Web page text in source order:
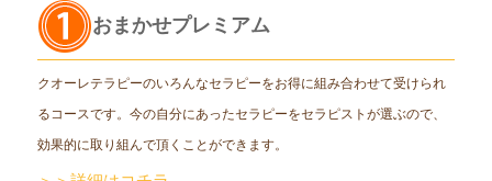
おまかせプレミアム
クオーレテラピーのいろんなセラピーをお得に組み合わせて受けられ
るコースです。今の自分にあったセラピーをセラピストが選ぶので、
効果的に取り組んで頂くことができます。